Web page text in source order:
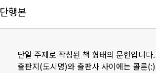
단행본
단일 주제로 작성된 책 형태의 문헌입니다.
출판지(도시명)와 출판사 사이에는 콜론